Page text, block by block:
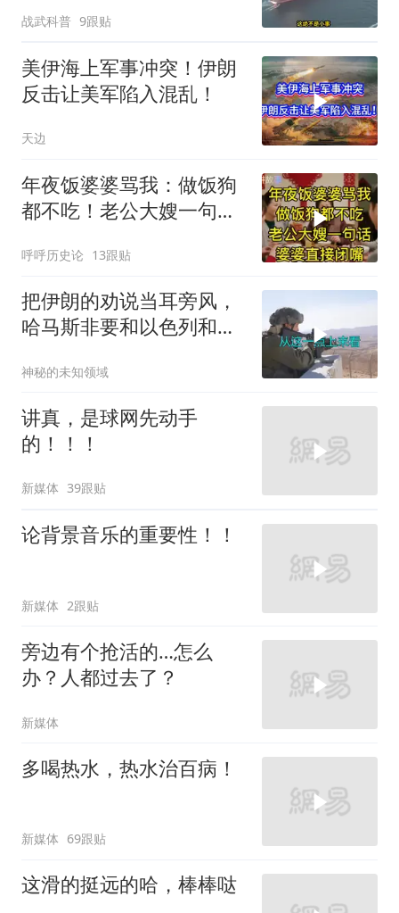
战武科普 9跟贴
美伊海上军事冲突！伊朗
反击让美军陷入混乱！
天边
年夜饭婆婆骂我：做饭狗
都不吃！老公大嫂一句
呼呼历史论 13跟贴
把伊朗的劝说当耳旁风，
哈马斯非要和以色列和
神秘的未知领域
讲真，是球网先动手
的！！！
新媒体 39跟贴
论背景音乐的重要性！！
新媒体 2跟贴
旁边有个抢活的…怎么
办？人都过去了？
新媒体
多喝热水，热水治百病！
新媒体 69跟贴
这滑的挺远的哈，棒棒哒